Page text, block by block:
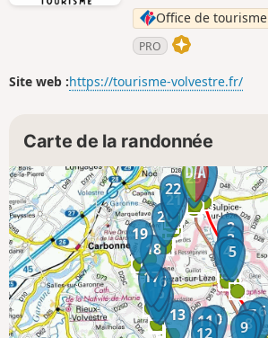
Office de tourisme
PRO
Site web :https://tourisme-volvestre.fr/
Carte de la randonnée
1
2
3
45
6
7
8
9
10
11
12
13
14
15
16
17
18
19
20
21
22
23